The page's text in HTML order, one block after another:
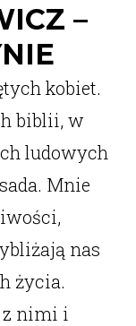
–
kobiet.
biblii, w
ludowych
Mnie
nas
życia.
nimi i